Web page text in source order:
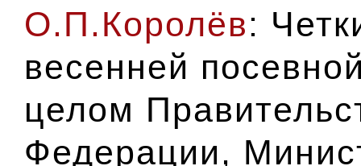
О.П.Королёв:
весенней
целом
Федерации,